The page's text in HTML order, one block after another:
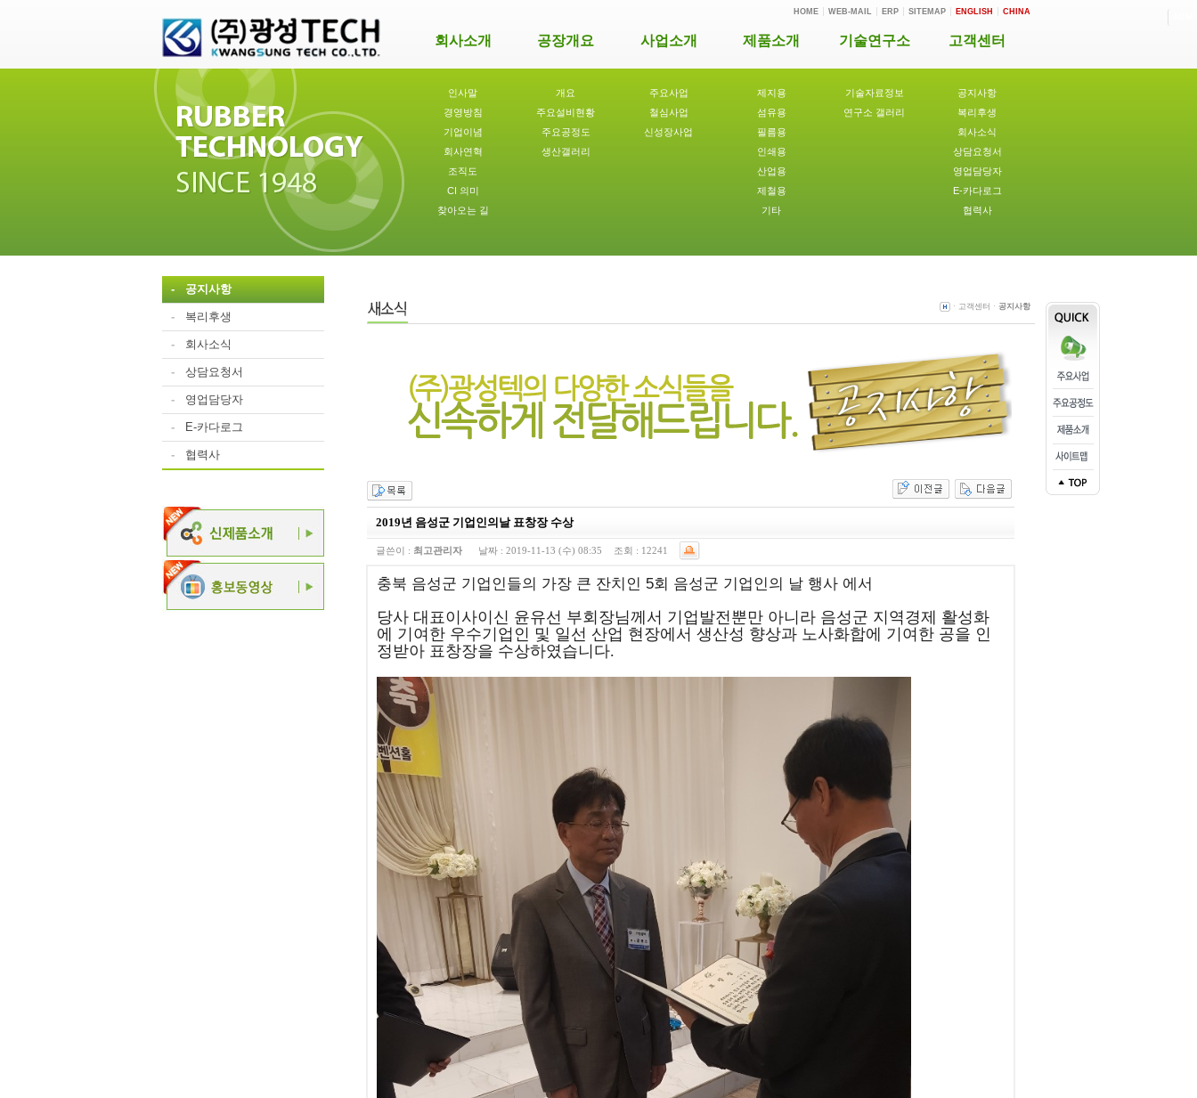
HOME WEB-MAIL ERP SITEMAP ENGLISH CHINA
회사소개 공장개요 사업소개 제품소개 기술연구소 고객센터
인사말
경영방침
기업이념
회사연혁
조직도
CI 의미
찾아오는 길
개요
주요설비현황
주요공정도
생산갤러리
주요사업
철심사업
신성장사업
제지용
섬유용
필름용
인쇄용
산업용
제철용
기타
기술자료정보
연구소 갤러리
공지사항
복리후생
회사소식
상담요청서
영업담당자
E-카다로그
협력사
- 공지사항
- 복리후생
- 회사소식
- 상담요청서
- 영업담당자
- E-카다로그
- 협력사
ㆍ고객센터ㆍ 공지사항
2019년 음성군 기업인의날 표창장 수상
글쓴이 : 최고관리자 날짜 : 2019-11-13 (수) 08:35 조회 : 12241
충북 음성군 기업인들의 가장 큰 잔치인 5회 음성군 기업인의 날 행사 에서
당사 대표이사이신 윤유선 부회장님께서 기업발전뿐만 아니라 음성군 지역경제 활성화
에 기여한 우수기업인 및 일선 산업 현장에서 생산성 향상과 노사화합에 기여한 공을 인
정받아 표창장을 수상하였습니다.